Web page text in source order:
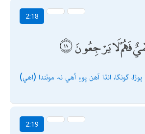
2:18
لَا يَرْجِعُونَ
(اھي) ٻوڙا، گونگا، انڌا آھن پوءِ اُھي نہ موٽندا
2:19